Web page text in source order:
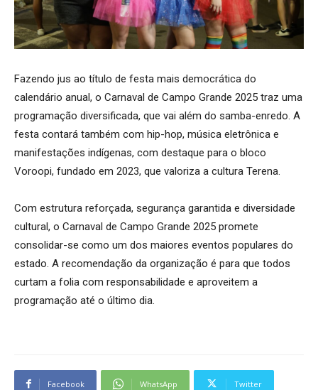
Fazendo jus ao título de festa mais democrática do
calendário anual, o Carnaval de Campo Grande 2025 traz uma
programação diversificada, que vai além do samba-enredo. A
festa contará também com hip-hop, música eletrônica e
manifestações indígenas, com destaque para o bloco
Voroopi, fundado em 2023, que valoriza a cultura Terena.
Com estrutura reforçada, segurança garantida e diversidade
cultural, o Carnaval de Campo Grande 2025 promete
consolidar-se como um dos maiores eventos populares do
estado. A recomendação da organização é para que todos
curtam a folia com responsabilidade e aproveitem a
programação até o último dia.
Facebook WhatsApp Twitter